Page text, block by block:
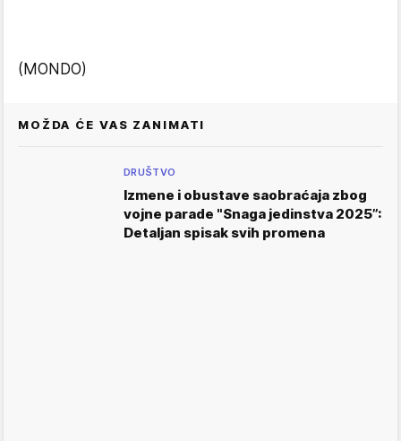
(MONDO)
MOŽDA ĆE VAS ZANIMATI
DRUŠTVO
Izmene i obustave saobraćaja zbog
vojne parade "Snaga jedinstva 2025”:
Detaljan spisak svih promena